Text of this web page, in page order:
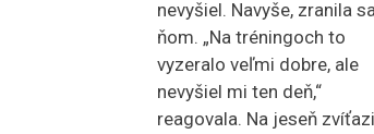
nevyšiel. Navyše, zranila
ňom. „Na tréningoch to
vyzeralo veľmi dobre, ale
nevyšiel mi ten deň,“
reagovala. Na jeseň